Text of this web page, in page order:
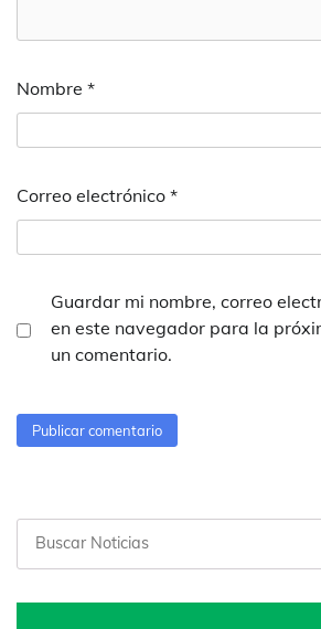
Nombre *
Correo electrónico *
Guardar mi nombre, correo
en este navegador para la
un comentario.